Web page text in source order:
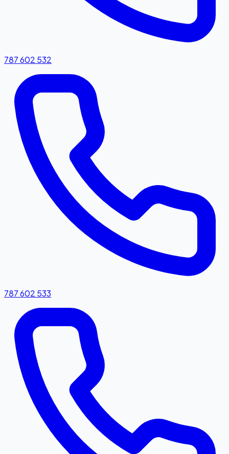
787 602 532
787 602 533